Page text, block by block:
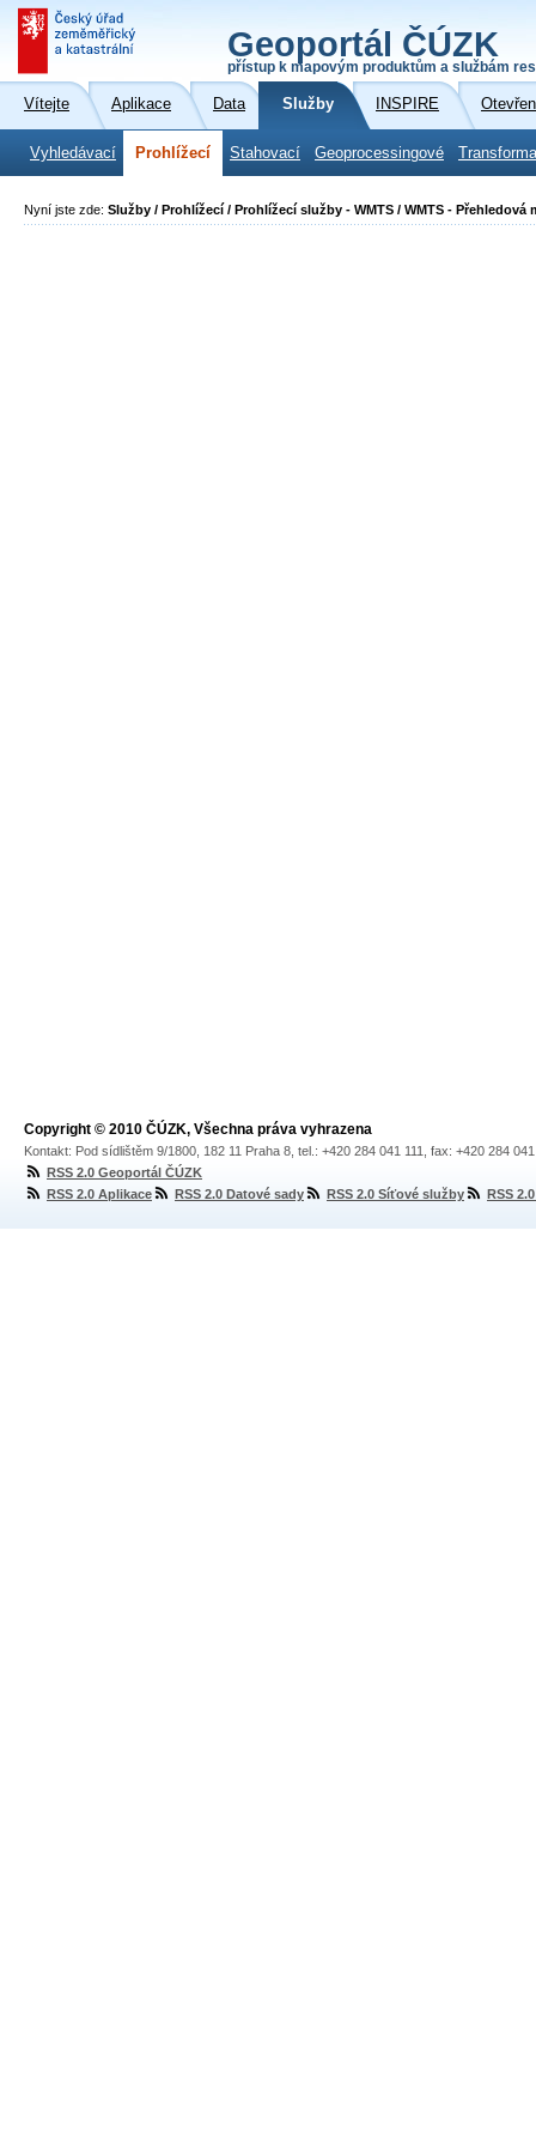
Geoportál ČÚZK
přístup k mapovým produktům a službám
Vítejte Aplikace Data Služby INSPIRE
Vyhledávací Prohlížecí Stahovací Geoprocessingové
Nyní jste zde: Služby / Prohlížecí / Prohlížecí služby - WMTS / WMTS - Přehledová
Copyright © 2010 ČÚZK, Všechna práva vyhrazena
Kontakt: Pod sídlištěm 9/1800, 182 11 Praha 8, tel.: +420 284 041 111, fax: +420 284
RSS 2.0 Geoportál ČÚZK
RSS 2.0 Aplikace
RSS 2.0 Datové sady RSS 2.0 Síťové služby RSS